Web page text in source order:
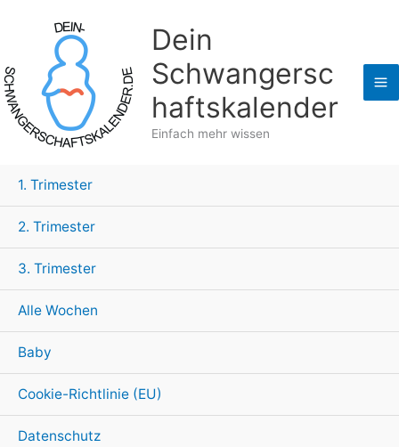
springen
Dein
Schwangersc
haftskalender
Einfach mehr wissen
1. Trimester
2. Trimester
3. Trimester
Alle Wochen
Baby
Cookie-Richtlinie (EU)
Datenschutz